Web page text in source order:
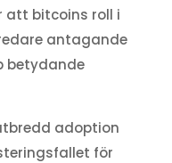
att bitcoins roll i
antagande
betydande
adoption
för